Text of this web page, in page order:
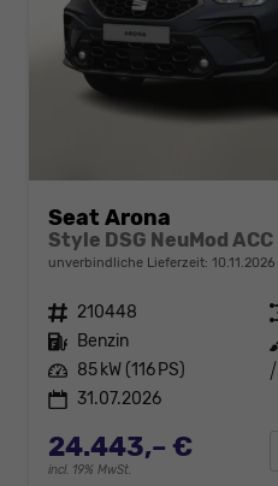
Seat Arona
unverbindliche Lieferzeit: 10.11.2026
Fahrzeugnr. 210448
Kraftstoff Benzin
Leistung 85 kW (116 PS)
31.07.2026
24.443,– €
incl. 19% MwSt.